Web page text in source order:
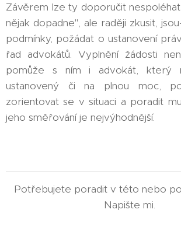
Závěrem lze ty doporučit
nějak dopadne", ale raději zkusit,
podmínky, požádat o ustanovení
řad advokátů. Vyplnění žádosti
pomůže s ním i advokát, který
ustanovený či na plnou moc,
zorientovat se v situaci a poradit
jeho směřování je nejvýhodnější.
Potřebujete poradit v této nebo
Napište mi.